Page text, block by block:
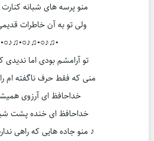
منو پرسه های شبانه
ولی تو به آن خاطرات
تو آرامشم بودی اما ندیدی
منی که فقط حرف ناگفته ام
خداحافظ ای آرزوی
خداحافظ ای خنده پشت
♪ منو جاده هایی که راهی